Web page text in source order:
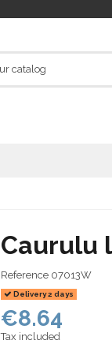
Caurulu
Reference 07013W
Delivery 2 days
€8.64
Tax included